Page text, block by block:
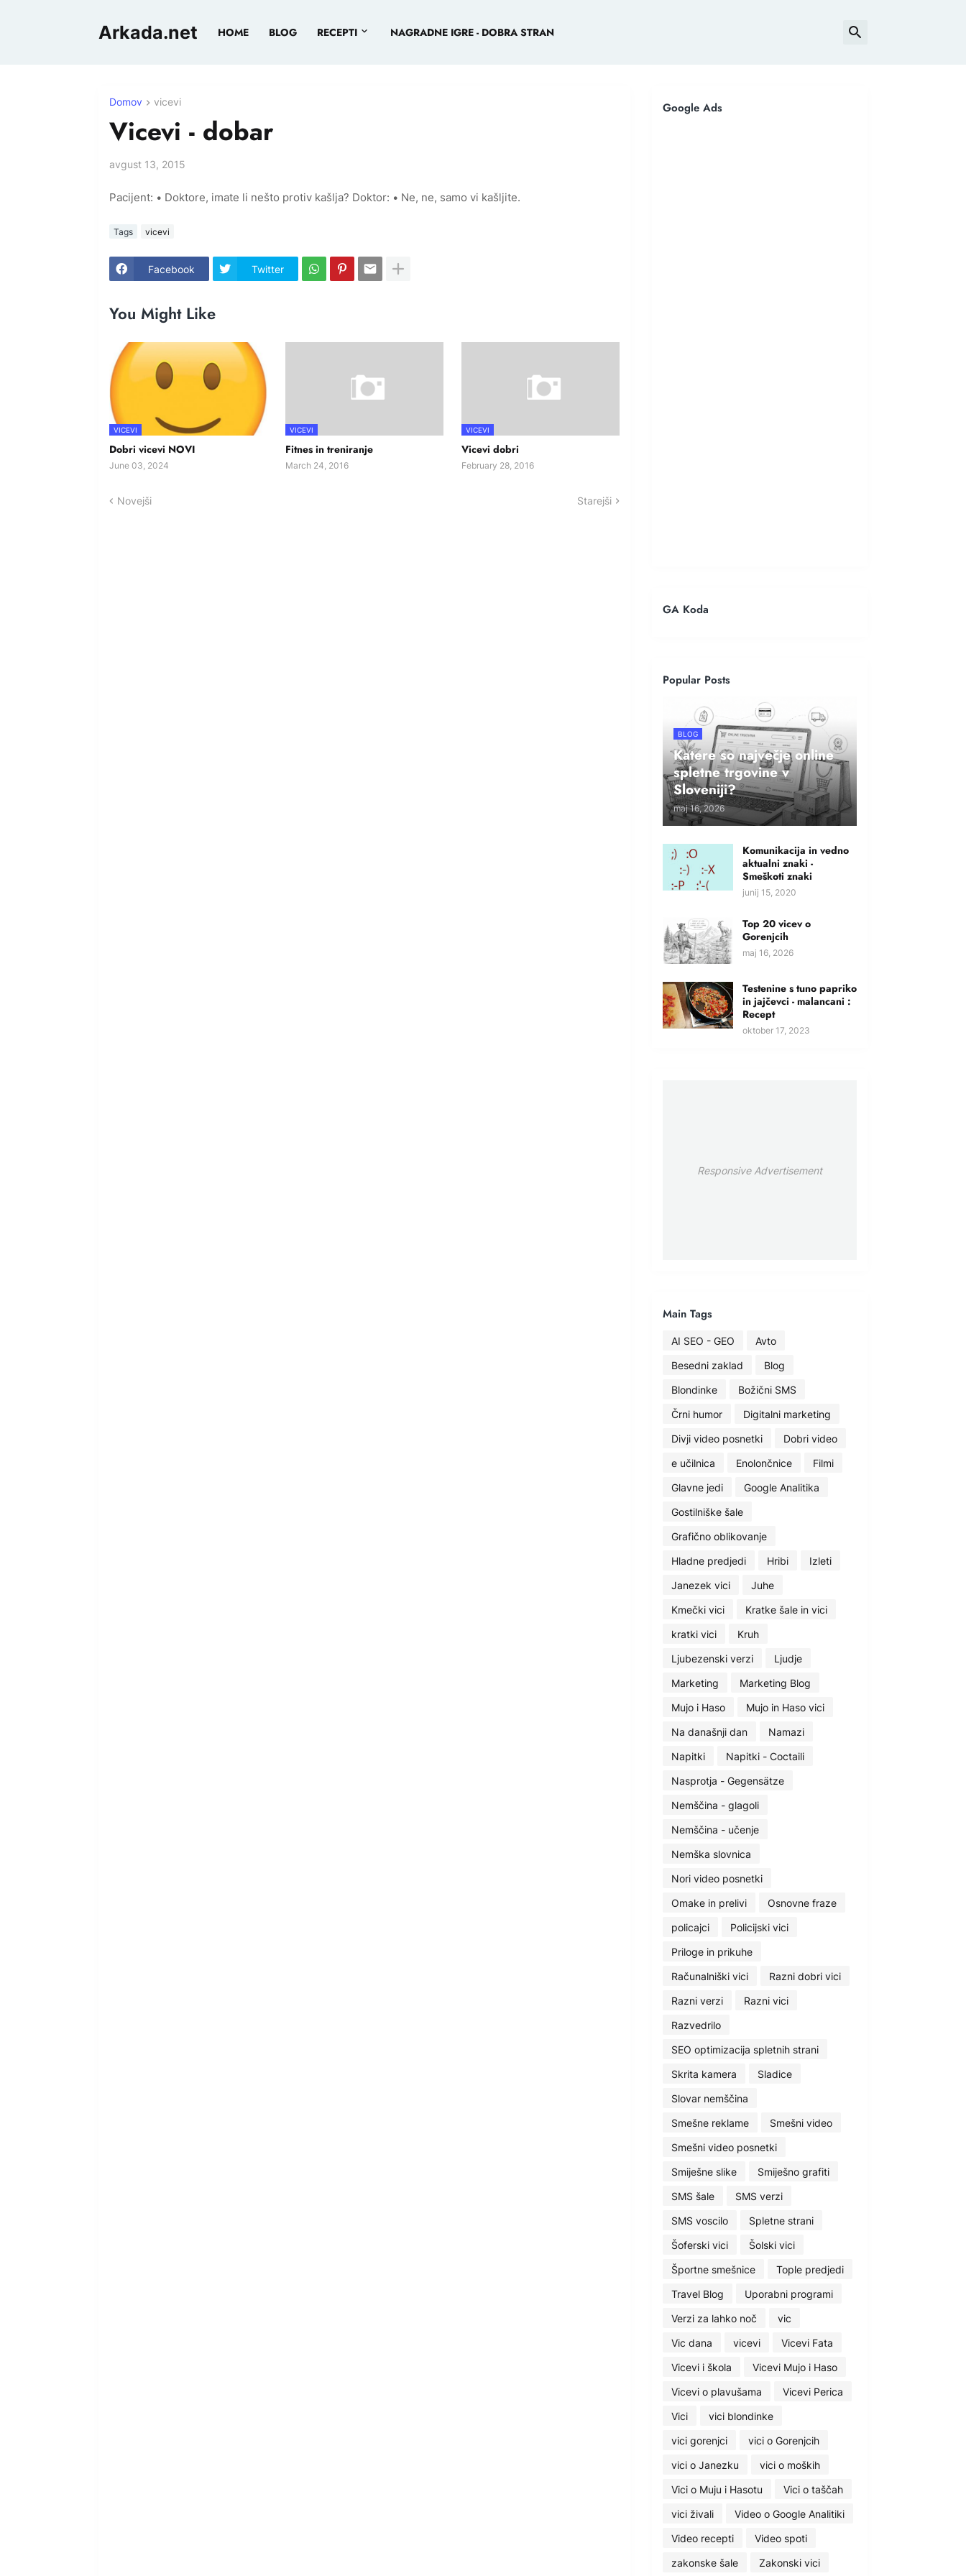
Arkada.net HOME BLOG RECEPTI NAGRADNE IGRE - DOBRA STRAN
Domov vicevi
Vicevi - dobar
avgust 13, 2015
Pacijent: • Doktore, imate li nešto protiv kašlja? Doktor: • Ne, ne, samo vi kašljite.
Tags vicevi
Facebook Twitter
You Might Like
VICEVI
Dobri vicevi NOVI
June 03, 2024
VICEVI
Fitnes in treniranje
March 24, 2016
VICEVI
Vicevi dobri
February 28, 2016
Novejši Starejši
Google Ads
GA Koda
Popular Posts
BLOG
Katere so največje online
spletne trgovine v
Sloveniji?
maj 16, 2026
Komunikacija in vedno
aktualni znaki -
Smeškoti znaki
junij 15, 2020
Top 20 vicev o
Gorenjcih
maj 16, 2026
Testenine s tuno papriko
in jajčevci - malancani :
Recept
oktober 17, 2023
Responsive Advertisement
Main Tags
AI SEO - GEO
Avto
Besedni zaklad
Blog
Blondinke
Božični SMS
Črni humor
Digitalni marketing
Divji video posnetki
Dobri video
e učilnica
Enolončnice
Filmi
Glavne jedi
Google Analitika
Gostilniške šale
Grafično oblikovanje
Hladne predjedi
Hribi
Izleti
Janezek vici
Juhe
Kmečki vici
Kratke šale in vici
kratki vici
Kruh
Ljubezenski verzi
Ljudje
Marketing
Marketing Blog
Mujo i Haso
Mujo in Haso vici
Na današnji dan
Namazi
Napitki
Napitki - Coctaili
Nasprotja - Gegensätze
Nemščina - glagoli
Nemščina - učenje
Nemška slovnica
Nori video posnetki
Omake in prelivi
Osnovne fraze
policajci
Policijski vici
Priloge in prikuhe
Računalniški vici
Razni dobri vici
Razni verzi
Razni vici
Razvedrilo
SEO optimizacija spletnih strani
Skrita kamera
Sladice
Slovar nemščina
Smešne reklame
Smešni video
Smešni video posnetki
Smiješne slike
Smiješno grafiti
SMS šale
SMS verzi
SMS voscilo
Spletne strani
Šoferski vici
Šolski vici
Športne smešnice
Tople predjedi
Travel Blog
Uporabni programi
Verzi za lahko noč
vic
Vic dana
vicevi
Vicevi Fata
Vicevi i škola
Vicevi Mujo i Haso
Vicevi o plavušama
Vicevi Perica
Vici
vici blondinke
vici gorenjci
vici o Gorenjcih
vici o Janezku
vici o moških
Vici o Muju i Hasotu
Vici o taščah
vici živali
Video o Google Analitiki
Video recepti
Video spoti
zakonske šale
Zakonski vici